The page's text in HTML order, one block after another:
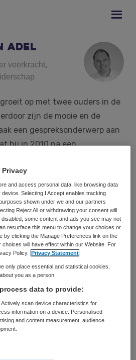
Adel
veerkracht,
groeit op met twee ouders in de
zijn de mooie en de
een gespreksonderwerp aan
hij in 2010 na een
bezoeker in de zorg. Een
die twee wens je niemand
Niek toch anders over. Volgens
combinatie voor echte
helpt wel dat hij verliefd werd
en daar drie prachtige
spreker in de zorg over
en leiderschap en staat
100+ evenementen per jaar in
Van GGZ tot PG afdelingen,
van huisartsen tot
vertellen over zijn
Privacy
and access personal data, like browsing data
Selecting I Accept enables tracking
shown under we and our partners
Reject All or withdrawing your consent will
some content and ads you see may not
resurface this menu to change your choices or
by clicking the Manage Preferences link on the
choices will have effect within our Website. For
Policy.
Privacy Statement
only place essential and statistical cookies,
you as a person
data to provide:
scan device characteristics for
information on a device. Personalised
and content measurement, audience